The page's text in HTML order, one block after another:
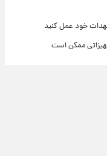
خود عمل کنید
ممکن است